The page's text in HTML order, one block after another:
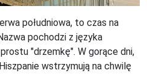
południowa, to czas na
pochodzi z języka
"drzemkę". W gorące dni,
wstrzymują na chwilę